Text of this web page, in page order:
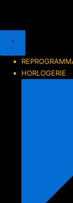
HORLOGERIE